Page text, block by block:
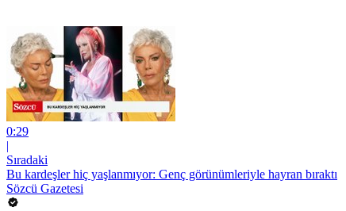
0:29
|
Sıradaki
Bu kardeşler hiç yaşlanmıyor: Genç görünümleriyle hayran bıraktı
Sözcü Gazetesi